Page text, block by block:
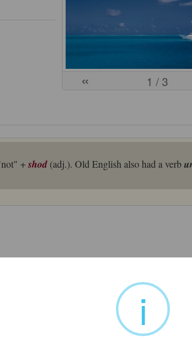
« 1 / 3
+shod (adj.). Old English also had a verb
i